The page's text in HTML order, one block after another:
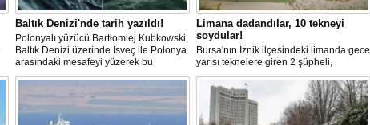
Baltık Denizi'nde tarih yazıldı!
Polonyalı yüzücü Bartłomiej Kubkowski,
Baltık Denizi üzerinde İsveç ile Polonya
arasındaki mesafeyi yüzerek bu
başarının ilk örneği olarak tarihe geçti.
Limana dadandılar, 10 tekneyi
soydular!
Bursa'nın İznik ilçesindeki limanda gece
yarısı teknelere giren 2 şüpheli,
elektronik cihazlar ve değerli eşyalar
çaldı. Olay, güvenlik kameralarına
yansıdı, tekne sahiplerinin ihbarıyla
jandarma inceleme başlattı.